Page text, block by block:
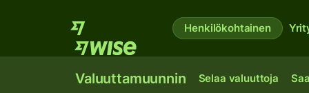
Henkilökohtainen
Valuuttamuunnin Selaa valuuttoja